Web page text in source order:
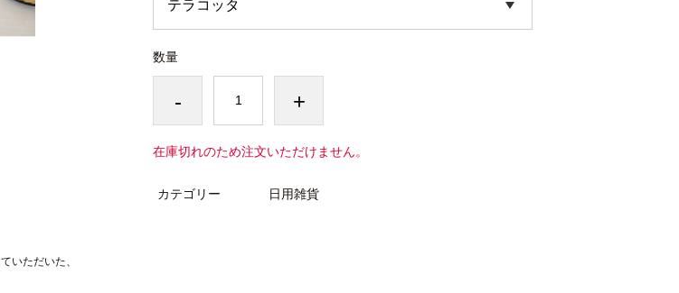
数量
- +
在庫切れのため注文いただけません。
カテゴリー 日用雑貨
いただいた、